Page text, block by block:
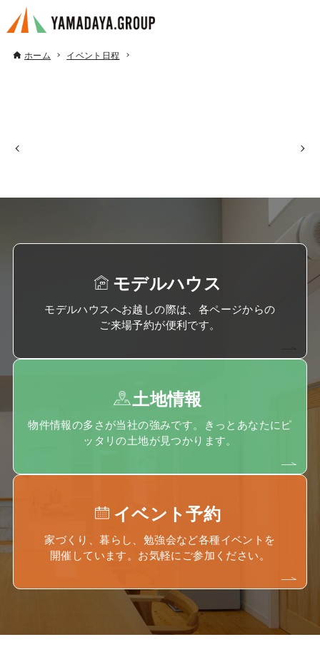
ホーム イベント日程
モデルハウス
モデルハウスへお越しの際は、各ページからの
ご来場予約が便利です。
土地情報
物件情報の多さが当社の強みです。きっとあなたにピ
ッタリの土地が見つかります。
イベント予約
家づくり、暮らし、勉強会など各種イベントを
開催しています。お気軽にご参加ください。